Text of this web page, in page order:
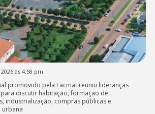
às 4:58 pm
promovido pela Facmat reuniu lideranças
discutir habitação, formação de
industrialização, compras públicas e
urbana